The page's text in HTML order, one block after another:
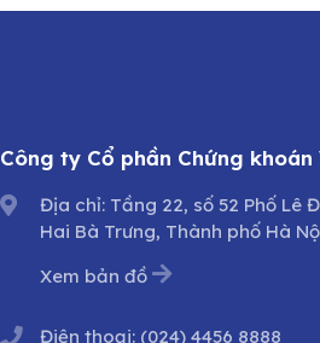
Công ty Cổ phần Chứng khoán
Địa chỉ: Tầng 22, số 52 Phố Lê
Hai Bà Trưng, Thành phố Hà
Xem bản đồ
Điện thoại: (024) 4456 8888